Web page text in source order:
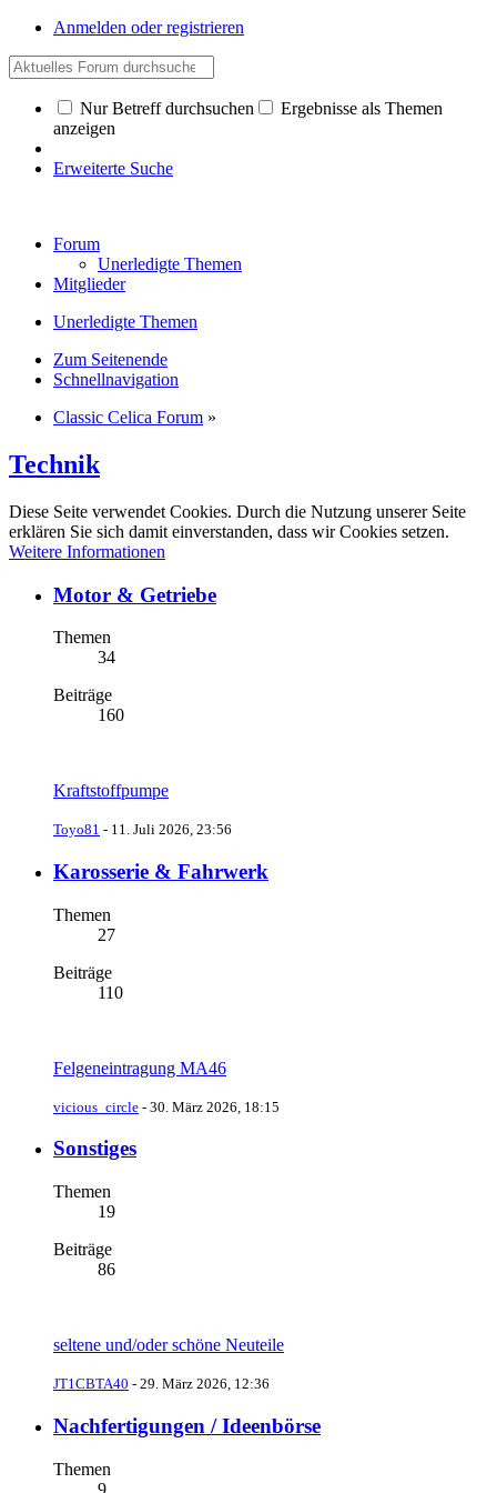
Anmelden oder registrieren
Nur Betreff durchsuchen
Ergebnisse als Themen
anzeigen
Erweiterte Suche
Forum
Unerledigte Themen
Mitglieder
Unerledigte Themen
Zum Seitenende
Schnellnavigation
Classic Celica Forum »
Technik
Diese Seite verwendet Cookies. Durch die Nutzung unserer Seite
erklären Sie sich damit einverstanden, dass wir Cookies setzen.
Weitere Informationen
Motor & Getriebe
Themen
34
Beiträge
160
Kraftstoffpumpe
Toyo81 - 11. Juli 2026, 23:56
Karosserie & Fahrwerk
Themen
27
Beiträge
110
Felgeneintragung MA46
vicious_circle - 30. März 2026, 18:15
Sonstiges
Themen
19
Beiträge
86
seltene und/oder schöne Neuteile
JT1CBTA40 - 29. März 2026, 12:36
Nachfertigungen / Ideenbörse
Themen
9